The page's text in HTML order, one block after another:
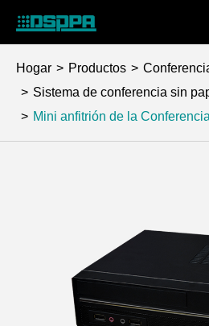
Hogar Productos
Sistema de conferencia sin
Mini anfitrión de la Conferencia